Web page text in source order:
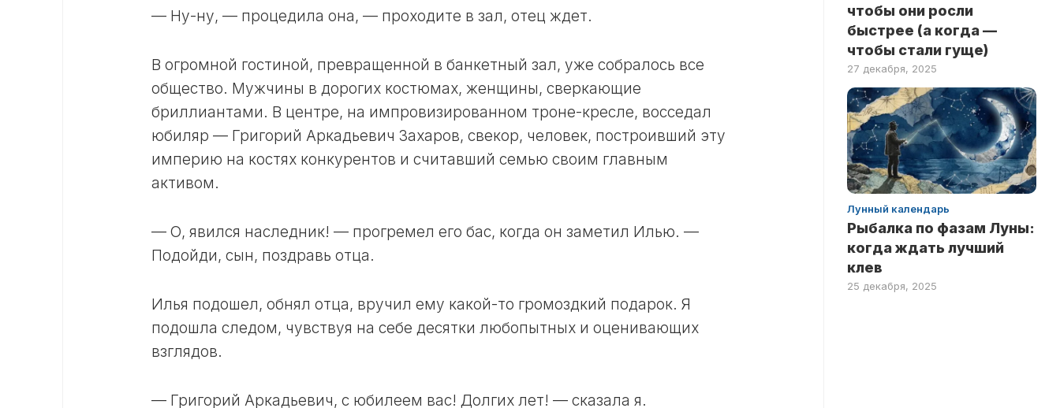
— Ну-ну, — процедила она, — проходите в зал, отец ждет.
В огромной гостиной, превращенной в банкетный зал, уже собралось все
общество. Мужчины в дорогих костюмах, женщины, сверкающие
бриллиантами. В центре, на импровизированном троне-кресле, восседал
юбиляр — Григорий Аркадьевич Захаров, свекор, человек, построивший эту
империю на костях конкурентов и считавший семью своим главным
активом.
— О, явился наследник! — прогремел его бас, когда он заметил Илью. —
Подойди, сын, поздравь отца.
Илья подошел, обнял отца, вручил ему какой-то громоздкий подарок. Я
подошла следом, чувствуя на себе десятки любопытных и оценивающих
взглядов.
— Григорий Аркадьевич, с юбилеем вас! Долгих лет! — сказала я.
чтобы они росли
быстрее (а когда —
чтобы стали гуще)
27 декабря, 2025
Лунный календарь
Рыбалка по фазам Луны:
когда ждать лучший
клев
25 декабря, 2025